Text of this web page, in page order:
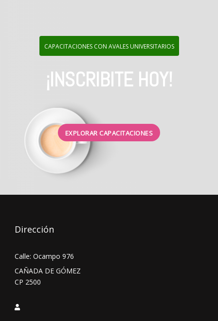
CAPACITACIONES CON AVALES UNIVERSITARIOS
¡INSCRIBITE HOY!
EXPLORAR CAPACITACIONES
Dirección
Calle: Ocampo 976
CAÑADA DE GÓMEZ
CP 2500